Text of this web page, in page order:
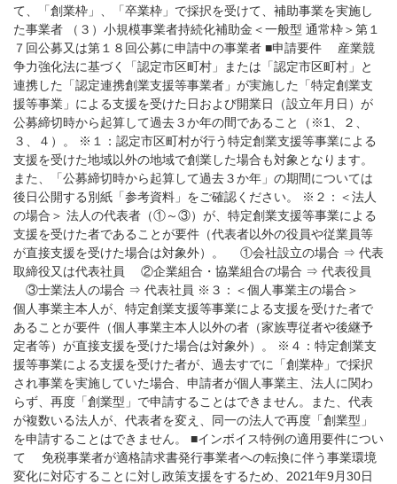
て、「創業枠」、「卒業枠」で採択を受けて、補助事業を実施し
た事業者 （３）小規模事業者持続化補助金＜一般型 通常枠＞第１
７回公募又は第１８回公募に申請中の事業者 ■申請要件 産業競
争力強化法に基づく「認定市区町村」または「認定市区町村」と
連携した「認定連携創業支援等事業者」が実施した「特定創業支
援等事業」による支援を受けた日および開業日（設立年月日）が
公募締切時から起算して過去３か年の間であること（※1、２、
３、４）。 ※１：認定市区町村が行う特定創業支援等事業による
支援を受けた地域以外の地域で創業した場合も対象となります。
また、「公募締切時から起算して過去３か年」の期間については
後日公開する別紙「参考資料」をご確認ください。 ※２：＜法人
の場合＞ 法人の代表者（①～③）が、特定創業支援等事業による
支援を受けた者であることが要件（代表者以外の役員や従業員等
が直接支援を受けた場合は対象外）。 ①会社設立の場合 ⇒ 代表
取締役又は代表社員 ②企業組合・協業組合の場合 ⇒ 代表役員
③士業法人の場合 ⇒ 代表社員 ※３：＜個人事業主の場合＞
個人事業主本人が、特定創業支援等事業による支援を受けた者で
あることが要件（個人事業主本人以外の者（家族専従者や後継予
定者等）が直接支援を受けた場合は対象外）。 ※４：特定創業支
援等事業による支援を受けた者が、過去すでに「創業枠」で採択
され事業を実施していた場合、申請者が個人事業主、法人に関わ
らず、再度「創業型」で申請することはできません。また、代表
が複数いる法人が、代表者を変え、同一の法人で再度「創業型」
を申請することはできません。 ■インボイス特例の適用要件につい
て 免税事業者が適格請求書発行事業者への転換に伴う事業環境
変化に対応することに対し政策支援をするため、2021年9月30日